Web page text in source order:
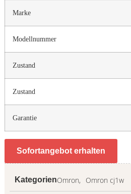
Marke
Modellnummer
Zustand
Zustand
Garantie
Sofortangebot erhalten
KategorienOmron, Omron cj1w